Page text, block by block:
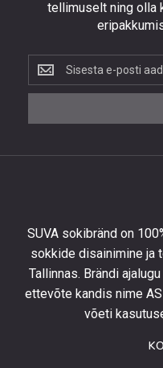
tellimuselt ning olla
Liitu
uudiskirjaga,
et
kursis
uusimate
toodetega,
eripakkumistega
SUVA sokibränd on
sokkide disainimine ja
Tallinnas. Brändi
ettevõte kandis nime
võeti